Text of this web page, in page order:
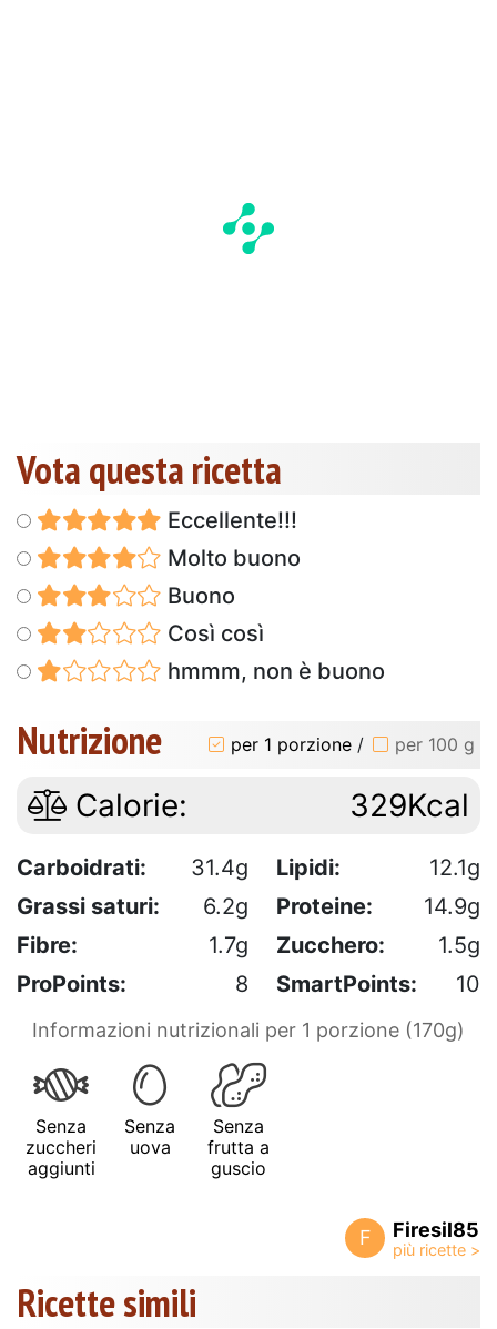
Vota questa ricetta
Eccellente!!!
Molto buono
Buono
Così così
hmmm, non è buono
Nutrizione per 1 porzione / per 100 g
Calorie: 329Kcal
Carboidrati: 31.4g Lipidi:
12.1g
Grassi saturi:
6.2g Proteine:
14.9g
Fibre:
1.7g Zucchero:
1.5g
ProPoints:
8 SmartPoints: 10
Informazioni nutrizionali per 1 porzione (170g)
Senza
zuccheri
aggiunti
Senza
uova
Senza
frutta a
guscio
F Firesil85
Ricette simili